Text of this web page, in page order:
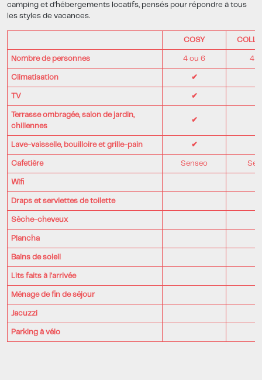
camping et d’hébergements locatifs, pensés pour répondre à tous
les styles de vacances.
COSY
Nombre de personnes 4 ou 6 4
Climatisation ✔
TV ✔
Terrasse ombragée, salon de jardin,
chiliennes
✔
Lave-vaisselle, bouilloire et grille-pain ✔
Cafetière Senseo
Wifi
Draps et serviettes de toilette
Sèche-cheveux
Plancha
Bains de soleil
Lits faits à l'arrivée
Ménage de fin de séjour
Jacuzzi
Parking à vélo